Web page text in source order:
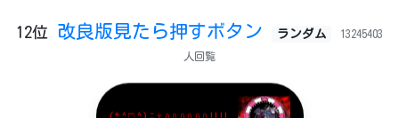
12位 改良版見たら押すボタン ランダム 13245403
人回覧
(*^□^)ﾆｬﾊﾊﾊﾊﾊﾊ!!!!